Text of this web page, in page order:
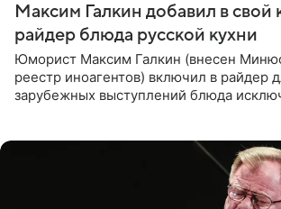
Максим Галкин добавил в свой
райдер блюда русской кухни
Юморист Максим Галкин (внесен
реестр иноагентов) включил в райдер
зарубежных выступлений блюда